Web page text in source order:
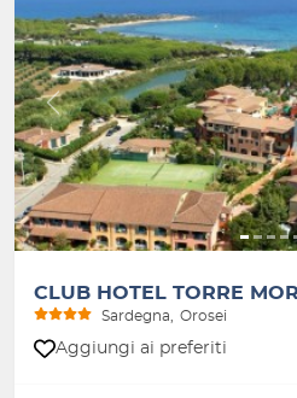
Indietro
CLUB HOTEL TORRE
Sardegna Orosei
Aggiungi ai preferiti